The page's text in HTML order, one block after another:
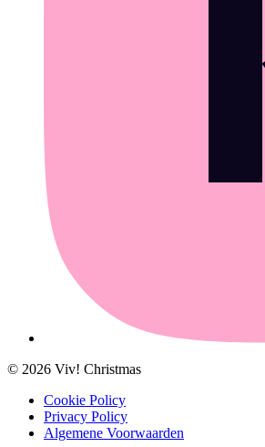
© 2026 Viv! Christmas
Cookie Policy
Privacy Policy
Algemene Voorwaarden